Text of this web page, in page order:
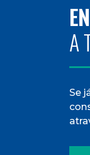
A
Se